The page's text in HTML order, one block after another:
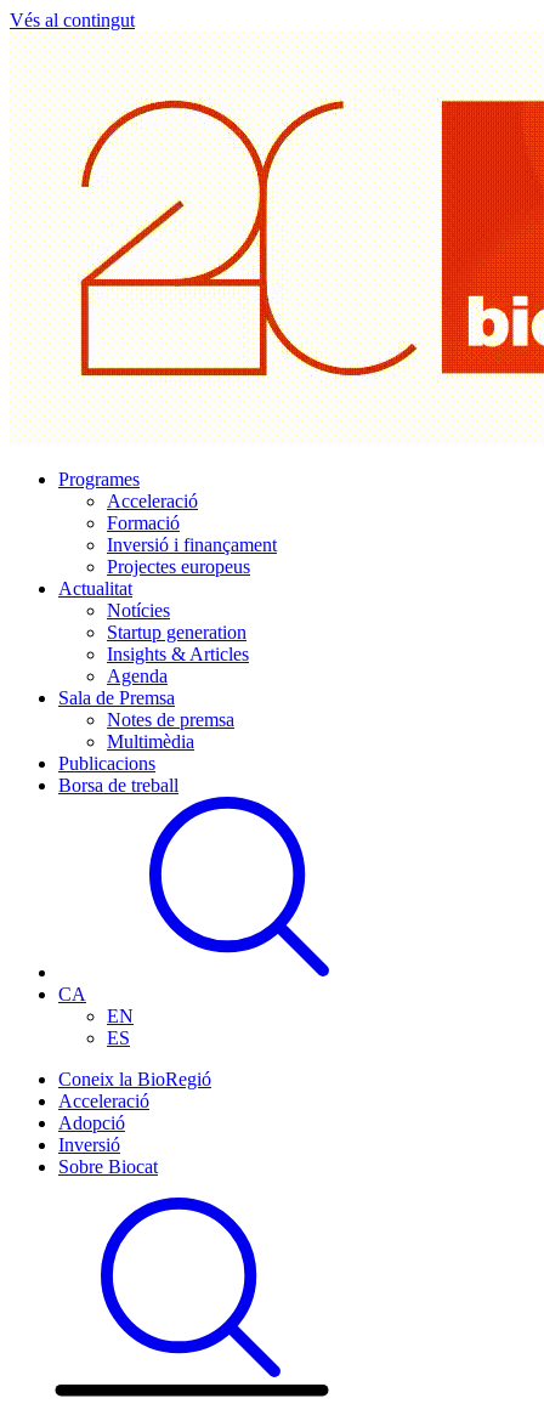
Vés al contingut
Programes
Acceleració
Formació
Inversió i finançament
Projectes europeus
Actualitat
Notícies
Startup generation
Insights & Articles
Agenda
Sala de Premsa
Notes de premsa
Multimèdia
Publicacions
Borsa de treball
CA
EN
ES
Coneix la BioRegió
Acceleració
Adopció
Inversió
Sobre Biocat